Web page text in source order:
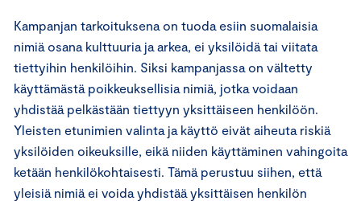
Kampanjan tarkoituksena on tuoda esiin suomalaisia
nimiä osana kulttuuria ja arkea, ei yksilöidä tai viitata
tiettyihin henkilöihin. Siksi kampanjassa on vältetty
käyttämästä poikkeuksellisia nimiä, jotka voidaan
yhdistää pelkästään tiettyyn yksittäiseen henkilöön.
Yleisten etunimien valinta ja käyttö eivät aiheuta riskiä
yksilöiden oikeuksille, eikä niiden käyttäminen vahingoita
ketään henkilökohtaisesti. Tämä perustuu siihen, että
yleisiä nimiä ei voida yhdistää yksittäisen henkilön